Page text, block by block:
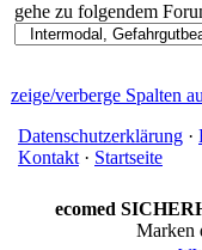
gehe zu folgendem
zeige/verberge Spalten
Datenschutzerklärung ·
Kontakt · Startseite
ecomed
Marken